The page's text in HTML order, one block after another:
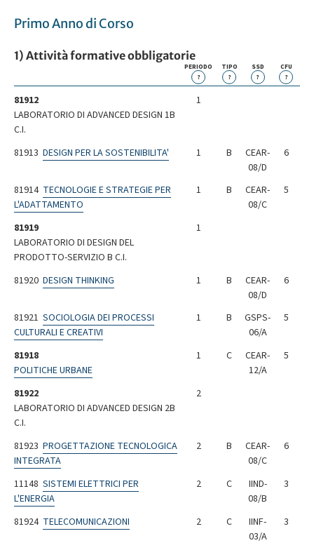
Primo Anno di Corso
1) Attività formative obbligatorie
PERIODO
?
TIPO
?
SSD
?
CFU
?
81912
LABORATORIO DI ADVANCED DESIGN 1B
C.I.
1
81913 DESIGN PER LA SOSTENIBILITA' 1 B
CEAR-
08/D
6
81914 TECNOLOGIE E STRATEGIE PER
L'ADATTAMENTO
1 B
CEAR-
08/C
5
81919
LABORATORIO DI DESIGN DEL
PRODOTTO-SERVIZIO B C.I.
1
81920 DESIGN THINKING 1 B
CEAR-
08/D
6
81921 SOCIOLOGIA DEI PROCESSI
CULTURALI E CREATIVI
1 B
GSPS-
06/A
5
81918
POLITICHE URBANE
1 C
CEAR-
12/A
5
81922
LABORATORIO DI ADVANCED DESIGN 2B
C.I.
2
81923 PROGETTAZIONE TECNOLOGICA
INTEGRATA
2 B
CEAR-
08/C
6
11148 SISTEMI ELETTRICI PER
L'ENERGIA
2 C
IIND-
08/B
3
81924 TELECOMUNICAZIONI 2 C
IINF-
03/A
3